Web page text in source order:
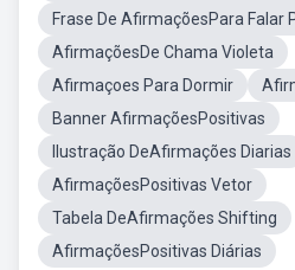
Frase De AfirmaçõesPara Falar
AfirmaçõesDe Chama Violeta
Afirmaçoes Para Dormir
Banner AfirmaçõesPositivas
Ilustração DeAfirmações Diarias
AfirmaçõesPositivas Vetor
Tabela DeAfirmações Shifting
AfirmaçõesPositivas Diárias